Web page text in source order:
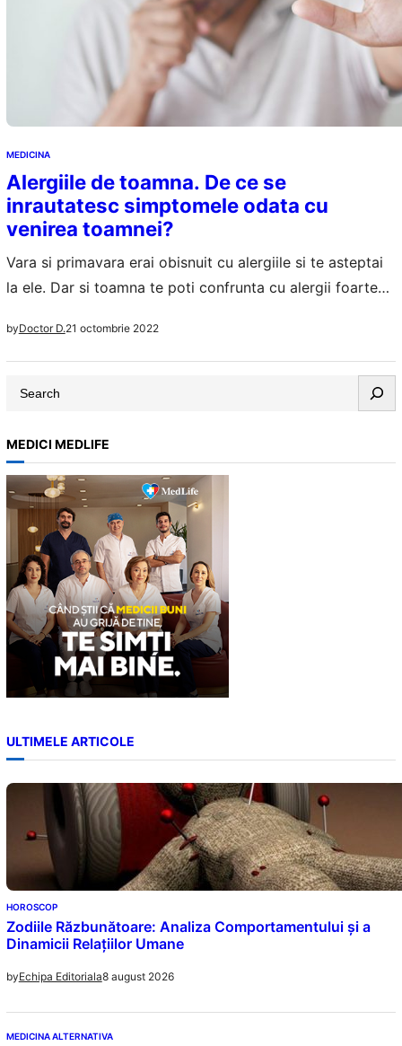
MEDICINA
Alergiile de toamna. De ce se
inrautatesc simptomele odata cu
venirea toamnei?
Vara si primavara erai obisnuit cu alergiile si te asteptai
la ele. Dar si toamna te poti confrunta cu alergii foarte
tratat precum alergiile din celelalte sezoane, e mai greu
sa te feresti de ele, dar gestionarea lor nu va pune
probleme deloc. Simptomatologia alergiilor…
byDoctor D.21 octombrie 2022
a
r
c
h
MEDICI MEDLIFE
ULTIMELE ARTICOLE
HOROSCOP
Zodiile Răzbunătoare: Analiza Comportamentului și a
Dinamicii Relațiilor Umane
byEchipa Editoriala8 august 2026
MEDICINA ALTERNATIVA